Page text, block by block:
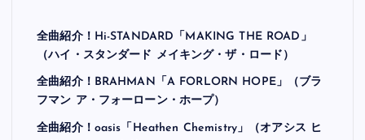
全曲紹介！Hi-STANDARD「MAKING THE ROAD」
（ハイ・スタンダード メイキング・ザ・ロード）
全曲紹介！BRAHMAN「A FORLORN HOPE」（ブラ
フマン ア・フォーローン・ホープ）
全曲紹介！oasis「Heathen Chemistry」（オアシス ヒ